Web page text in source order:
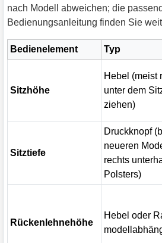
nach Modell abweichen; die
Bedienungsanleitung finden Sie
Bedienelement Typ
Sitzhöhe
Hebel (meist
unter dem
ziehen)
Sitztiefe
Druckknopf
neueren
rechts
Polsters)
Rückenlehnehöhe
Hebel oder